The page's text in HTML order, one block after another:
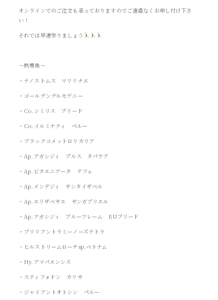
オンラインでのご注文も承っておりますのでご遠慮なくお申し付け下さ
い！
それでは早速参りましょう
～熱帯魚～
・ナノストムス マリリナエ
・ゴールデンデルモゲニー
・Co.シミリス ブリード
・Co.イルミナティ ペルー
・ブラックコメットロリカリア
・Ap.アガシジィ プルス タパウア
・Ap.ビタエニアータ テフェ
・Ap.メンデジィ サンタイザベル
・Ap.エリザベサエ サンガブリエル
・Ap.アガシジィ ブルーフレーム EUブリード
・ブリリアントラミーノーズテトラ
・ヒルストリームローチsp.ベトナム
・Hy.アマパエンシス
・スティフォドン カリサ
・ジャイアントオトシン ペルー